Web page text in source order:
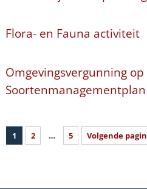
Flora- en Fauna activiteit
Omgevingsvergunning
Soortenmanagementplan
1 2 … 5 Volgende